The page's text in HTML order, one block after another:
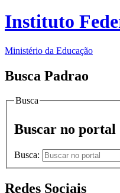
Instituto
Ministério da Educação
Busca Padrao
Busca
Buscar no portal
Busca:
Redes Sociais